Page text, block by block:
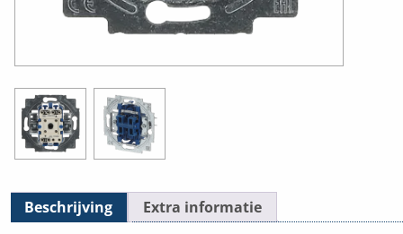
Beschrijving Extra informatie